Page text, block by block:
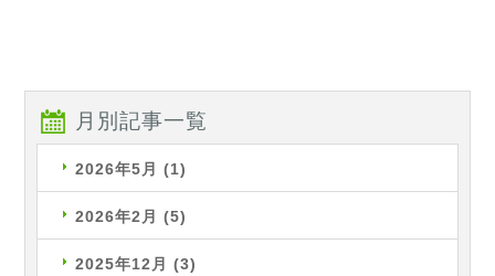
月別記事一覧
2026年5月 (1)
2026年2月 (5)
2025年12月 (3)